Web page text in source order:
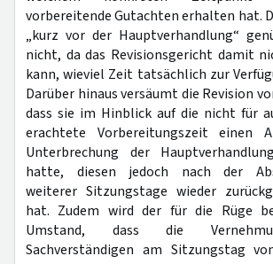
vorbereitende Gutachten erhalten hat.
„kurz vor der Hauptverhandlung“
nicht, da das Revisionsgericht damit
kann, wieviel Zeit tatsächlich zur
Darüber hinaus versäumt die Revision
dass sie im Hinblick auf die nicht für
erachtete Vorbereitungszeit einen
Unterbrechung der
hatte, diesen jedoch nach der
weiterer Sitzungstage wieder
hat. Zudem wird der für die Rüge
Umstand, dass die
Sachverständigen am Sitzungstag